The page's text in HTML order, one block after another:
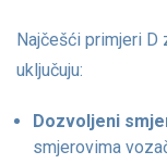
Najčešći primjeri D
uključuju:
Dozvoljeni
smjerovima